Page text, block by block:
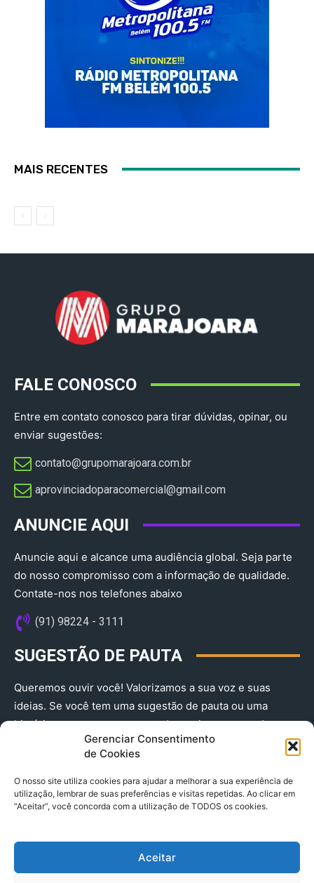
Gerenciar Consentimento
de Cookies
O nosso site utiliza cookies para ajudar a melhorar a sua experiência de
utilização, lembrar de suas preferências e visitas repetidas. Ao clicar em
“Aceitar”, você concorda com a utilização de TODOS os cookies.
Aceitar
MAIS RECENTES
FALE CONOSCO
Entre em contato conosco para tirar dúvidas, opinar, ou
enviar sugestões:
contato@grupomarajoara.com.br
aprovinciadoparacomercial@gmail.com​
ANUNCIE AQUI
Anuncie aqui e alcance uma audiência global. Seja parte
do nosso compromisso com a informação de qualidade.
Contate-nos nos telefones abaixo
(91) 98224 - 3111
SUGESTÃO DE PAUTA
Queremos ouvir você! Valorizamos a sua voz e suas
ideias. Se você tem uma sugestão de pauta ou uma
história que merece ser contada, envie-nos agora!
(91) 98224 - 3111
© 2025 A Província do Pará CNPJ: 04.901.141/0001-36 End .